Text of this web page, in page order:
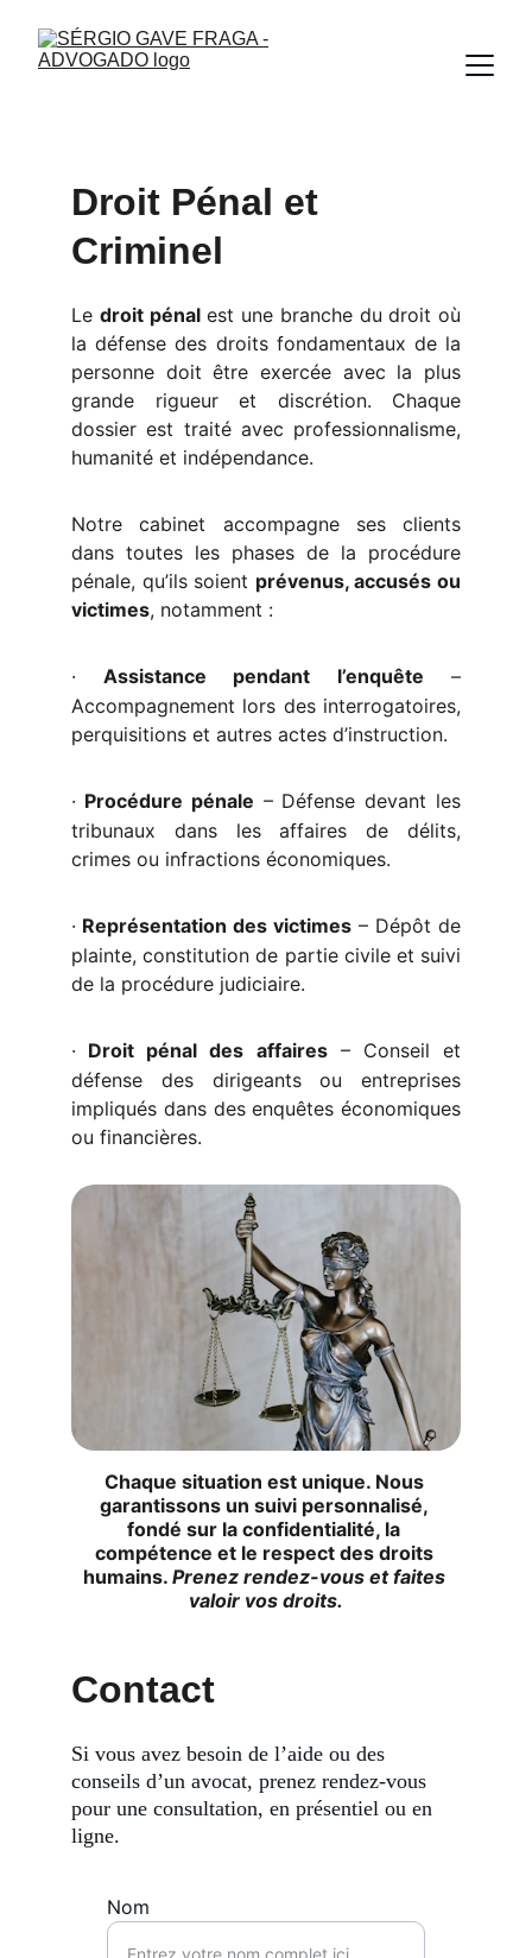
Droit Pénal et
Criminel
Le droit pénalest une branche du droit où
la défense des droits fondamentaux de la
personne doit être exercée avec la plus
grande rigueur et discrétion. Chaque
dossier est traité avec professionnalisme,
humanité et indépendance.
Notre cabinet accompagne ses clients
dans toutes les phases de la procédure
pénale, qu’ils soient prévenus, accusés ou
victimes, notamment :
· Assistance pendant l’enquête –
Accompagnement lors des interrogatoires,
perquisitions et autres actes d’instruction.
· Procédure pénale – Défense devant les
tribunaux dans les affaires de délits,
crimes ou infractions économiques.
· Représentation des victimes – Dépôt de
plainte, constitution de partie civile et suivi
de la procédure judiciaire.
· Droit pénal des affaires– Conseil et
défense des dirigeants ou entreprises
impliqués dans des enquêtes économiques
ou financières.
Chaque situation est unique. Nous
garantissons un suivi personnalisé,
fondé sur la confidentialité, la
compétence et le respect des droits
humains. Prenez rendez-vous et faites
valoir vos droits.
Contact
Si vous avez besoin de l’aide ou des
conseils d’un avocat, prenez rendez-vous
pour une consultation, en présentiel ou en
ligne.
Nom